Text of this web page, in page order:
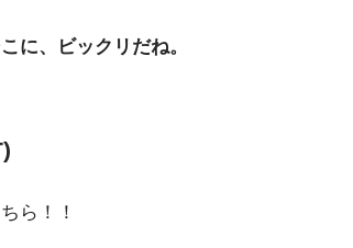
に、ビックリだね。
ら！！